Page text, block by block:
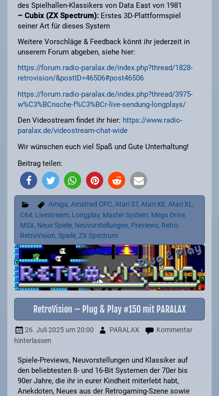
des Spielhallen-Klassikers von Data East von 1981
– Cubix (ZX Spectrum): Erstes 3D-Plattformspiel
seiner Art für dieses System
Weitere Vorschläge & Feedback könnt ihr jederzeit in
unserem Forum abgeben, siehe hier:
https://forum.radio-paralax.de/index.php?thread/1828-
retrovision/&postID=46506#post46506
https://forum.radio-paralax.de/index.php?thread/3975-
w%C3%BCnsche-f%C3%BCr-live-sendung-longplays/
Den Videostream findet ihr hier: https://www.radio-
paralax.de/videostream-chat-wide
Wir wünschen euch viel Spaß und Gute Unterhaltung!
Beitrag teilen:
Amiga, Amstrad CPC, Atari ST, Atari XE, Atari XL,
C64, Livestream, Longplay, Master System, Mega Drive,
MSX, Neue Spiele, Neuvorstellungen, Previews, Retro,
RetroVision,Spiele,ZX Spectrum
RetroVision – Plug & Play #150 mit PARALAX
26. Juli 2025um 20:00 PARALAX
Kommentar
hinterlassen
Spiele-Previews, Neuvorstellungen und Klassiker auf
den beliebtesten 8- und 16-Bit Systemen der 70er bis
90er Jahre, die ihr in eurer Kindheit miterlebt habt,
Anekdoten, Neues aus der Retrogaming-Szene sowie